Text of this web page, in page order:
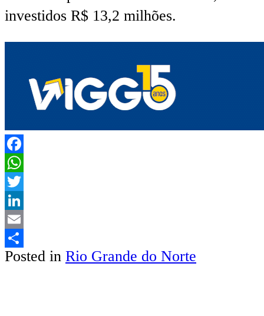
investidos R$ 13,2 milhões.
Facebook
WhatsApp
Twitter
LinkedIn
Email
Share
Posted in Rio Grande do Norte